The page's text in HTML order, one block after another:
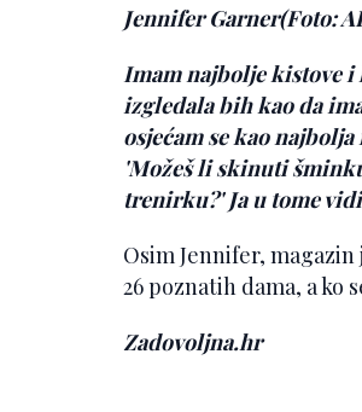
Jennifer Garner(Foto:
Imam najbolje kistove
izgledala bih kao da
osjećam se kao
'Možeš li skinuti
trenirku?' Ja u tome
Osim Jennifer, magazin
26 poznatih dama, a ko
Zadovoljna.hr